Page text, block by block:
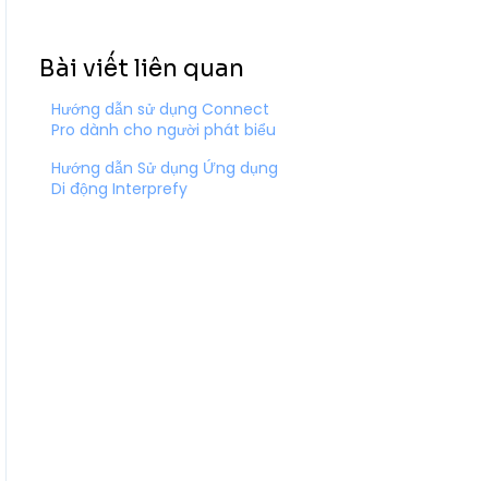
Bài viết liên quan
Hướng dẫn sử dụng Connect
Pro dành cho người phát biểu
Hướng dẫn Sử dụng Ứng dụng
Di động Interprefy